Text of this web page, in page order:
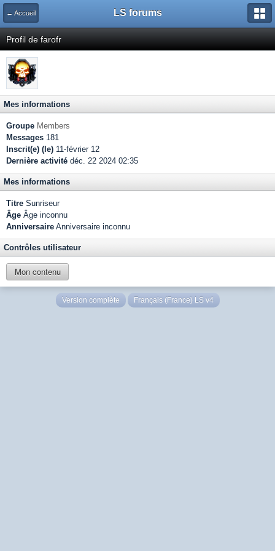
← Accueil LS forums
Profil de farofr
Mes informations
Groupe Members
Messages 181
Inscrit(e) (le) 11-février 12
Dernière activité déc. 22 2024 02:35
Mes informations
Titre Sunriseur
Âge Âge inconnu
Anniversaire Anniversaire inconnu
Contrôles utilisateur
Mon contenu
Version complète Français (France) LS v4